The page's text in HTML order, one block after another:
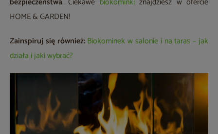
HOME & GARDEN!
Zainspiruj się również:Biokominek w salonie i na taras – jak
działa i jaki wybrać?